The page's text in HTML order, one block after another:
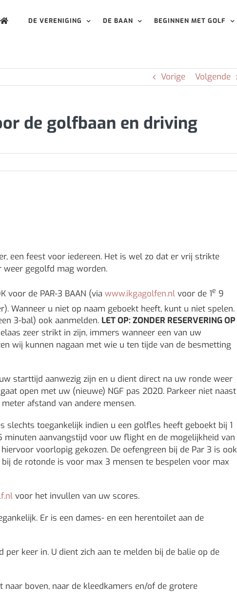
DE VERENIGING DE BAAN BEGINNEN MET GOLF
Vorige Volgende
de golfbaan en driving
een feest voor iedereen. Het is wel zo dat er vrij strikte
weer gegolfd mag worden.
voor de PAR-3 BAAN (via www.ikgagolfen.nl voor de 1e 9
Wanneer u niet op naam geboekt heeft, kunt u niet spelen.
3-bal) ook aanmelden. LET OP: ZONDER RESERVERING OP
zeer strikt in zijn, immers wanneer een van uw
wij kunnen nagaan met wie u ten tijde van de besmetting
starttijd aanwezig zijn en u dient direct na uw ronde weer
open met uw (nieuwe) NGF pas 2020. Parkeer niet naast
afstand van andere mensen.
slechts toegankelijk indien u een golfles heeft geboekt bij 1
minuten aanvangstijd voor uw flight en de mogelijkheid van
voorlopig gekozen. De oefengreen bij de Par 3 is ook
bij de rotonde is voor max 3 mensen te bespelen voor max
voor het invullen van uw scores.
Er is een dames- en een herentoilet aan de
per keer in. U dient zich aan te melden bij de balie op de
naar boven, naar de kleedkamers en/of de grotere